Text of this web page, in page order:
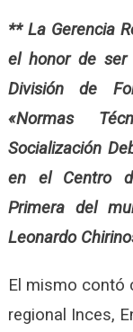
** La Gerencia
el honor de ser
División de
«Normas
Socialización
en el Centro
Primera del
Leonardo
El mismo contó
regional Inces,